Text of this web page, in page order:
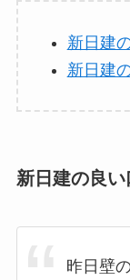
新日建
新日建
新日建の良い
昨日壁